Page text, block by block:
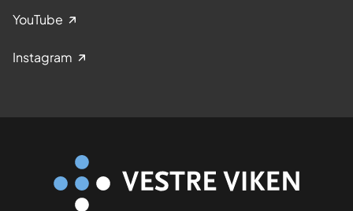
YouTube
Instagram